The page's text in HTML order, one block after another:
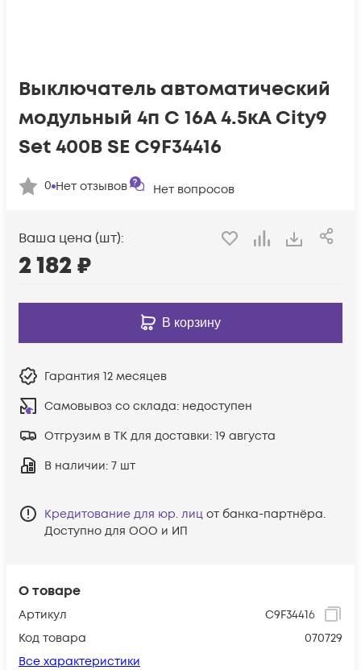
О товаре
Артикул
C9F34416
Код товара
070729
Все характеристики
Выключатель автоматический
модульный 4п C 16А 4.5кА City9
Set 400В SE C9F34416
0 Нет отзывов Нет вопросов
Ваша цена (шт):
2 182₽
В корзину
Гарантия 12 месяцев
Самовывоз со склада: недоступен
Отгрузим в ТК для доставки: 19 августа
В наличии: 7 шт
Кредитование для юр. лиц от банка-партнёра.
Доступно для ООО и ИП